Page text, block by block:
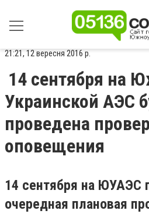
21:21, 12 вересня 2016 р.
14 сентября на
Украинской АЭС
проведена
оповещения
14 сентября на ЮУАЭС
очередная плановая